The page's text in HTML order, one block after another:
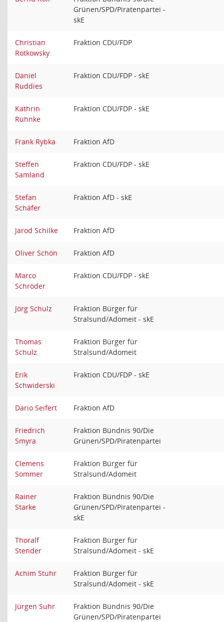
Grünen/SPD/Piratenpartei -
skE
Christian
Rotkowsky
Fraktion CDU/FDP
Daniel
Ruddies
Fraktion CDU/FDP - skE
Kathrin
Ruhnke
Fraktion CDU/FDP - skE
Frank Rybka Fraktion AfD
Steffen
Samland
Fraktion CDU/FDP - skE
Stefan
Schäfer
Fraktion AfD - skE
Jarod Schilke Fraktion AfD
Oliver Schön Fraktion AfD
Marco
Schröder
Fraktion CDU/FDP - skE
Jörg Schulz
Fraktion Bürger für
Stralsund/Adomeit - skE
Thomas
Schulz
Fraktion Bürger für
Stralsund/Adomeit
Erik
Schwiderski
Fraktion CDU/FDP - skE
Dario Seifert Fraktion AfD
Friedrich
Smyra
Fraktion Bündnis 90/Die
Grünen/SPD/Piratenpartei
Clemens
Sommer
Fraktion Bürger für
Stralsund/Adomeit
Rainer
Starke
Fraktion Bündnis 90/Die
Grünen/SPD/Piratenpartei -
skE
Thoralf
Stender
Fraktion Bürger für
Stralsund/Adomeit - skE
Achim Stuhr
Fraktion Bürger für
Stralsund/Adomeit - skE
Jürgen Suhr
Fraktion Bündnis 90/Die
Grünen/SPD/Piratenpartei